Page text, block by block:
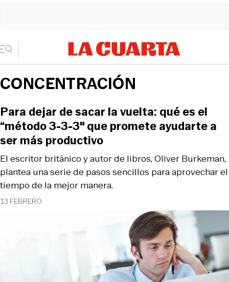
CONCENTRACIÓN
13 FEBRERO
El escritor británico y autor de libros, Oliver Burkeman,
plantea una serie de pasos sencillos para aprovechar el
tiempo de la mejor manera.
Para dejar de sacar la vuelta: qué es el
“método 3-3-3″ que promete ayudarte a
ser más productivo